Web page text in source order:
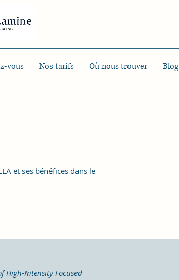
vous Nos tarifs Où nous trouver Blog
et ses bénéfices dans le
High-Intensity Focused